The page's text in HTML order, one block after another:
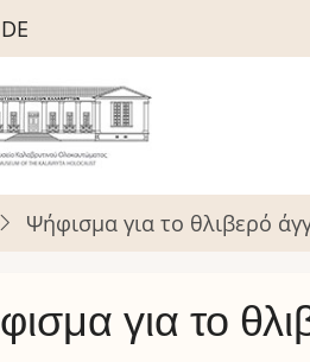
DE
Ψήφισμα για το θλιβερό
για το